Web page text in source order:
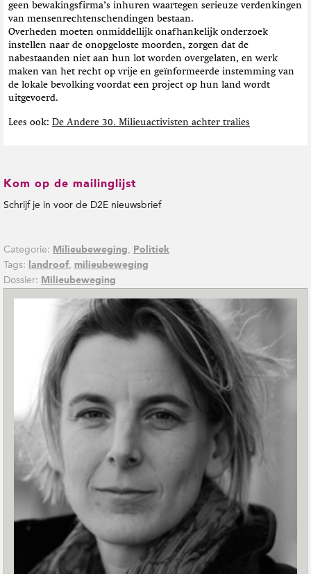
geen bewakingsfirma’s inhuren waartegen serieuze verdenkingen
van mensenrechtenschendingen bestaan.
Overheden moeten onmiddellijk onafhankelijk onderzoek
instellen naar de onopgeloste moorden, zorgen dat de
nabestaanden niet aan hun lot worden overgelaten, en werk
maken van het recht op vrije en geïnformeerde instemming van
de lokale bevolking voordat een project op hun land wordt
uitgevoerd.
Lees ook: De Andere 30. Milieuactivisten achter tralies
Kom op de mailinglijst
Schrijf je in voor de D2E nieuwsbrief
Categorie: Milieubeweging, Politiek
Tags: landroof, milieubeweging
Dossier: Milieubeweging